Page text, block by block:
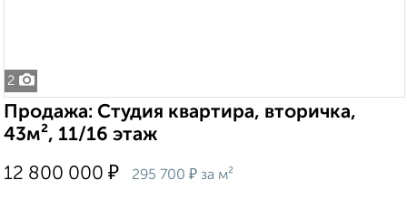
2
Продажа: Студия квартира, вторичка,
43м², 11/16 этаж
12 800 000 ₽ 295 700 ₽ за м²